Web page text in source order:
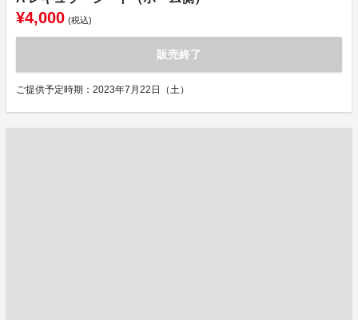
¥4,000 (税込)
販売終了
ご提供予定時期：2023年7月22日（土）